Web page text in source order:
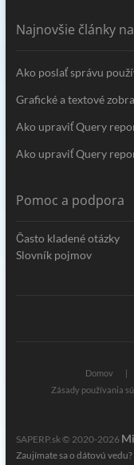
Najnovšie články
Ako poslať správu
Grafické a textové
Ako upraviť Query
Ako upraviť Query
Pomoc a podpora
Často kladené otázky
Slovník pojmov
Domov
Zásady používania
SAPERP.sk © 2020-2026
Zaujímate sa o dátovú vedu?